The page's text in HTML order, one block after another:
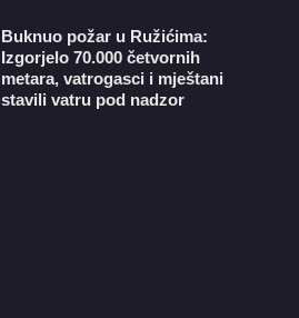
Buknuo požar u Ružićima:
Izgorjelo 70.000 četvornih
metara, vatrogasci i mještani
stavili vatru pod nadzor